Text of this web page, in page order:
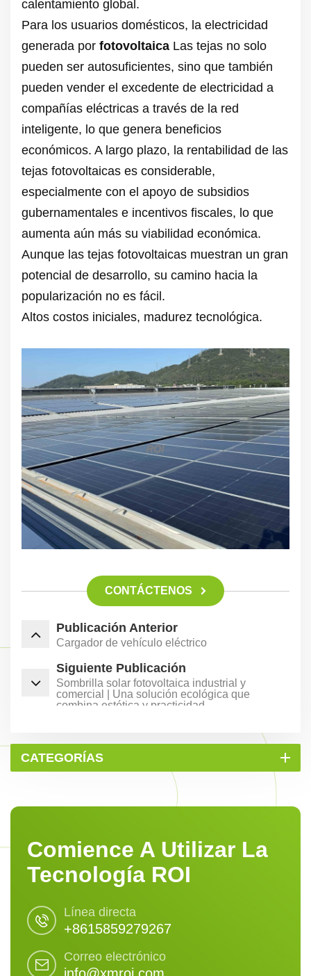
calentamiento global.
Para los usuarios domésticos, la electricidad
generada por fotovoltaica Las tejas no solo
pueden ser autosuficientes, sino que también
pueden vender el excedente de electricidad a
compañías eléctricas a través de la red
inteligente, lo que genera beneficios
económicos. A largo plazo, la rentabilidad de las
tejas fotovoltaicas es considerable,
especialmente con el apoyo de subsidios
gubernamentales e incentivos fiscales, lo que
aumenta aún más su viabilidad económica.
Aunque las tejas fotovoltaicas muestran un gran
potencial de desarrollo, su camino hacia la
popularización no es fácil.
Altos costos iniciales, madurez tecnológica.
CONTÁCTENOS
Publicación Anterior
Cargador de vehículo eléctrico
Siguiente Publicación
Sombrilla solar fotovoltaica industrial y
comercial | Una solución ecológica que
combina estética y practicidad
CATEGORÍAS
Comience A Utilizar La
Tecnología ROI
Línea directa
+8615859279267
Correo electrónico